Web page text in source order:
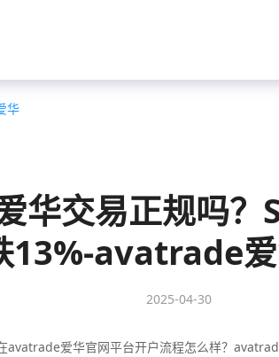
华
华交易正规吗？
13%-avatrade
2025-04-30
avatrade爱华官网平台开户流程怎么样？